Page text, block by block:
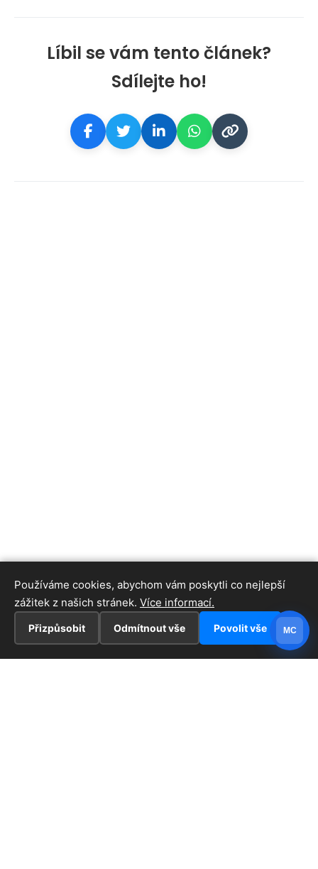
Líbil se vám tento článek?
Sdílejte ho!
Používáme cookies, abychom vám poskytli co nejlepší
zážitek z našich stránek. Více informací.
Přizpůsobit Odmítnout vše Povolit vše MC